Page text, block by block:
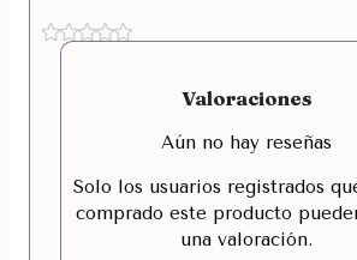
Valoraciones
Aún no hay reseñas
Solo los usuarios registrados
comprado este producto
una valoración.